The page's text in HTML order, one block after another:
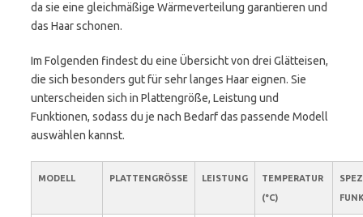
da sie eine gleichmäßige Wärmeverteilung garantieren und
das Haar schonen.
Im Folgenden findest du eine Übersicht von drei Glätteisen,
die sich besonders gut für sehr langes Haar eignen. Sie
unterscheiden sich in Plattengröße, Leistung und
Funktionen, sodass du je nach Bedarf das passende Modell
auswählen kannst.
MODELL PLATTENGRÖSSE LEISTUNG
TEMPERATUR
(°C)